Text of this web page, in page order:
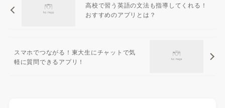
高校で習う英語の文法も指導してくれる！
おすすめのアプリとは？
スマホでつながる！東大生にチャットで気
軽に質問できるアプリ！